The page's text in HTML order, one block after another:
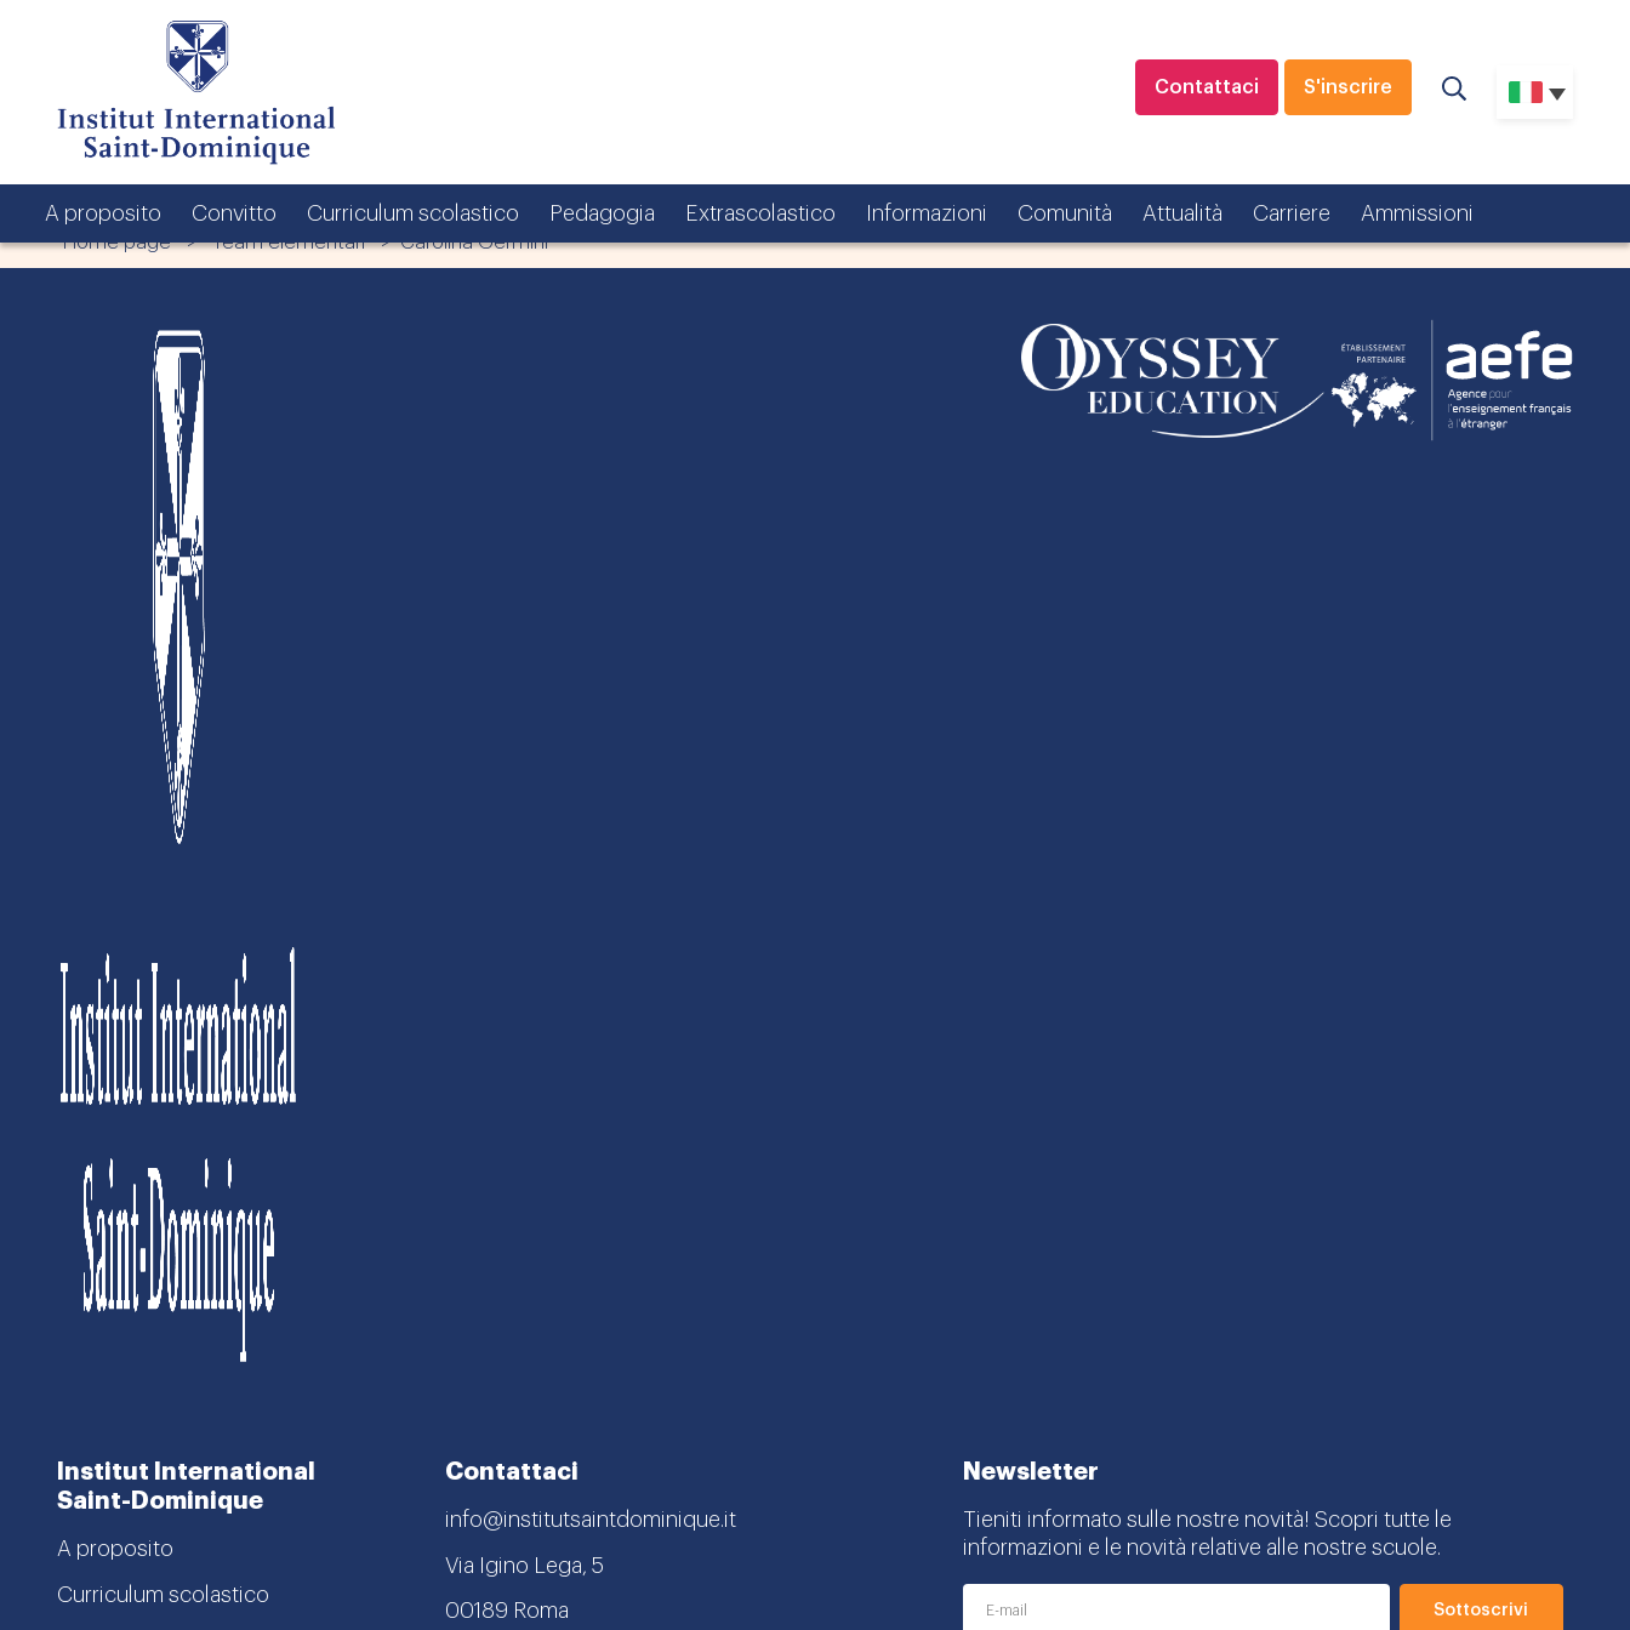
Contattaci S'inscrire
A proposito Convitto Curriculum scolastico Pedagogia Extrascolastico Informazioni Comunità Attualità Carriere Ammissioni
Home page > Team elementari > Carolina Germini
Institut International
Saint-Dominique
A proposito
Curriculum scolastico
Contattaci
info@institutsaintdominique.it
Via Igino Lega, 5
00189 Roma
Newsletter
Tieniti informato sulle nostre novità! Scopri tutte le
informazioni e le novità relative alle nostre scuole.